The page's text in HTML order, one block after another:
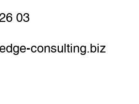
03
consulting.biz